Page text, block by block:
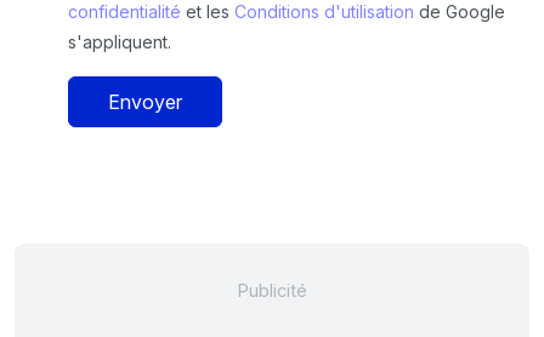
confidentialité et les Conditions d'utilisation de Google
s'appliquent.
Envoyer